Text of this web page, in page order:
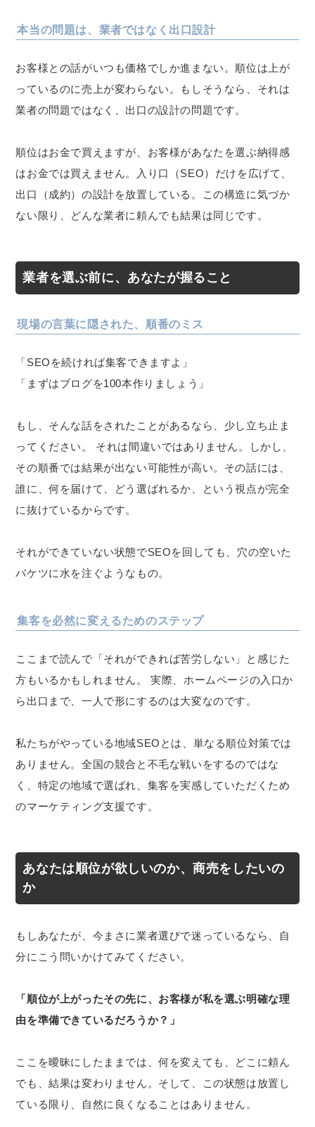
本当の問題は、業者ではなく出口設計
お客様との話がいつも価格でしか進まない。順位は上が
っているのに売上が変わらない。もしそうなら、それは
業者の問題ではなく、出口の設計の問題です。
順位はお金で買えますが、お客様があなたを選ぶ納得感
はお金では買えません。入り口（SEO）だけを広げて、
出口（成約）の設計を放置している。この構造に気づか
ない限り、どんな業者に頼んでも結果は同じです。
業者を選ぶ前に、あなたが握ること
現場の言葉に隠された、順番のミス
「SEOを続ければ集客できますよ」
「まずはブログを100本作りましょう」
もし、そんな話をされたことがあるなら、少し立ち止ま
ってください。 それは間違いではありません。しかし、
その順番では結果が出ない可能性が高い。その話には、
誰に、何を届けて、どう選ばれるか、という視点が完全
に抜けているからです。
それができていない状態でSEOを回しても、穴の空いた
バケツに水を注ぐようなもの。
集客を必然に変えるためのステップ
ここまで読んで「それができれば苦労しない」と感じた
方もいるかもしれません。 実際、ホームページの入口か
ら出口まで、一人で形にするのは大変なのです。
私たちがやっている地域SEOとは、単なる順位対策では
ありません。全国の競合と不毛な戦いをするのではな
く、特定の地域で選ばれ、集客を実感していただくため
のマーケティング支援です。
あなたは順位が欲しいのか、商売をしたいの
か
もしあなたが、今まさに業者選びで迷っているなら、自
分にこう問いかけてみてください。
「順位が上がったその先に、お客様が私を選ぶ明確な理
由を準備できているだろうか？」
ここを曖昧にしたままでは、何を変えても、どこに頼ん
でも、結果は変わりません。そして、この状態は放置し
ている限り、自然に良くなることはありません。